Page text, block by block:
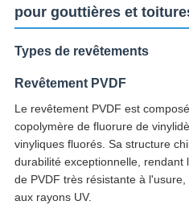
pour gouttières et
Types de revêtements
Revêtement PVDF
Le revêtement PVDF est
copolymère de fluorure de
vinyliques fluorés. Sa structure
durabilité exceptionnelle,
de PVDF très résistante à
aux rayons UV.